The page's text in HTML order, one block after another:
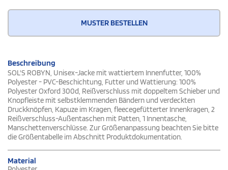
MUSTER BESTELLEN
Beschreibung
SOL'S ROBYN, Unisex-Jacke mit wattiertem Innenfutter, 100%
Polyester - PVC-Beschichtung, Futter und Wattierung: 100%
Polyester Oxford 300d, Reißverschluss mit doppeltem Schieber und
Knopfleiste mit selbstklemmenden Bändern und verdeckten
Druckknöpfen, Kapuze im Kragen, fleecegefütterter Innenkragen, 2
Reißverschluss-Außentaschen mit Patten, 1 Innentasche,
Manschettenverschlüsse. Zur Größenanpassung beachten Sie bitte
die Größentabelle im Abschnitt Produktdokumentation.
Material